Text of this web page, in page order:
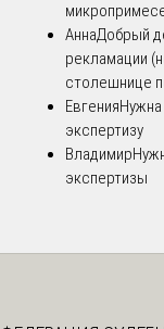
АннаДобрый
рекламации
столешнице
Евгения
экспертизу
Владимир
экспертизы